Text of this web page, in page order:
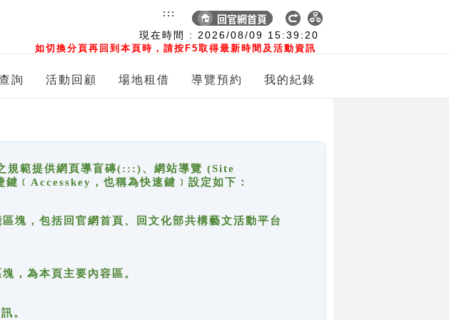
現在時間 : 2026/08/09 15:39:20
如切換分頁再回到本頁時，請按F5取得最新時間及活動資訊
:::
詢 活動回顧 場地租借 導覽預約 我的紀錄
規範提供網頁導盲磚(:::)、網站導覽 (Site
﹝Accesskey，也稱為快速鍵﹞設定如下：
，包括回官網首頁、回文化部共構藝文活動平台
為本頁主要內容區。
。